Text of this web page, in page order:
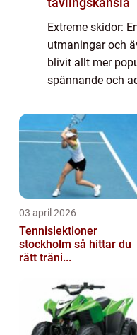
Extreme skidor:
utmaningar och
blivit allt mer
spännande och
skidåkare
skidåkning...
03 april 2026
Tennislektioner
stockholm så hittar du
rätt träni...